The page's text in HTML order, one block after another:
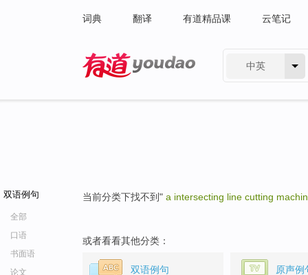
词典 翻译 有道精品课 云笔记
中英
双语例句
全部
口语
书面语
论文
当前分类下找不到" a intersecting line cutting
或者看看其他分类：
双语例句 原声例